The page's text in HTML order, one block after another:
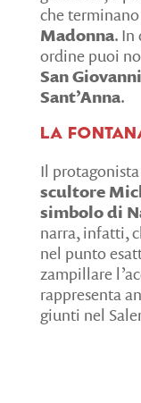
che
Madonna. In
ordine puoi
San Giovanni
Sant’Anna.
La
Il
scultore
simbolo di
narra, infatti,
nel punto
zampillare
rappresenta
giunti nel